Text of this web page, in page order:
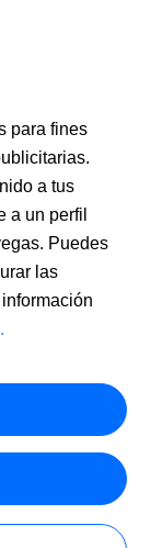
de cookies
Atención al cliente
para fines
a tus
a un perfil
Puedes
las